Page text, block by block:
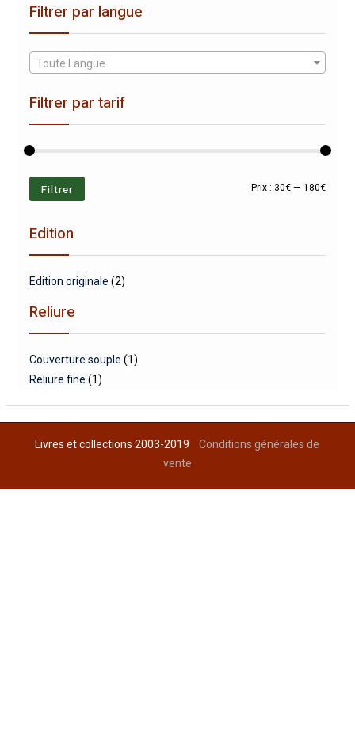
Filtrer par langue
Toute Langue
Filtrer par tarif
Prix
Prix
Filtrer Prix : 30€ —180€
Edition
Edition originale (2)
Reliure
Couverture souple (1)
Reliure fine (1)
Livres et collections 2003-2019Conditions générales de
vente